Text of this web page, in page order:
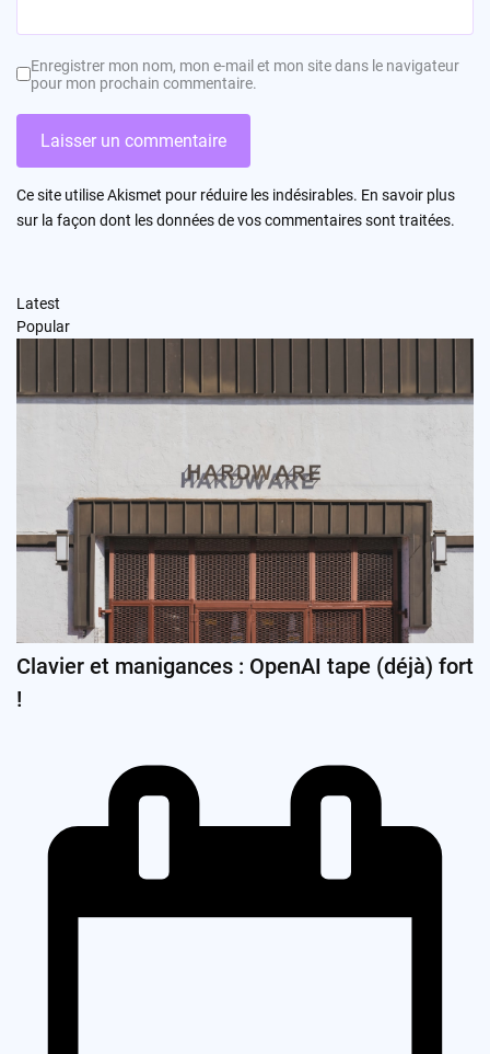
Enregistrer mon nom, mon e-mail et mon site dans le navigateur
pour mon prochain commentaire.
Ce site utilise Akismet pour réduire les indésirables. En savoir plus
sur la façon dont les données de vos commentaires sont traitées.
Latest
Popular
Clavier et manigances : OpenAI tape (déjà) fort
!